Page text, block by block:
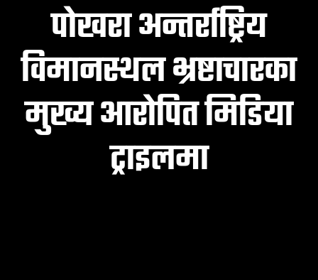
पोखरा अन्तर्राष्ट्रिय
विमानस्थल भ्रष्टाचारका
मुख्य आरोपित मिडिया
ट्राइलमा